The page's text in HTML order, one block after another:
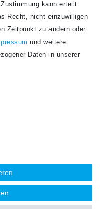
gelesen habe. Meine
kann erteilt
Recht, nicht einzuwilligen
Zeitpunkt zu ändern oder
und weitere
Daten in unserer